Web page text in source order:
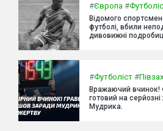
#Європа #
Відомого
футболі, вбили
дивовижні
#Футболіст #
Вражаючий вчинок!
готовий на
Мудрика.